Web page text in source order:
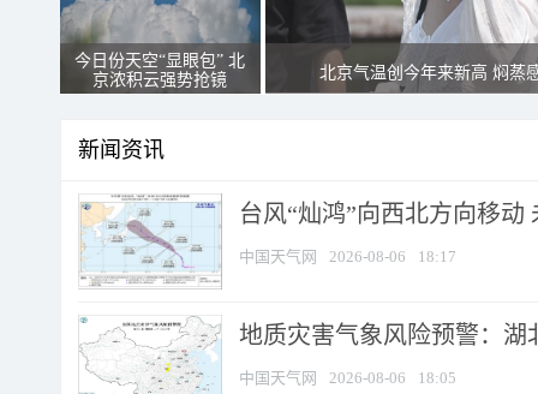
今日份天空“显眼包” 北
京浓积云强势抢镜
北京气温创今年来新高 焖蒸
新闻资讯
台风“灿鸿”向西北方向移动
中国天气网 2026-08-06 18:17
地质灾害气象风险预警：湖
中国天气网 2026-08-06 18:05